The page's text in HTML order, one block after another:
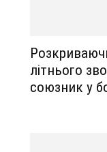
літнього
союзник у